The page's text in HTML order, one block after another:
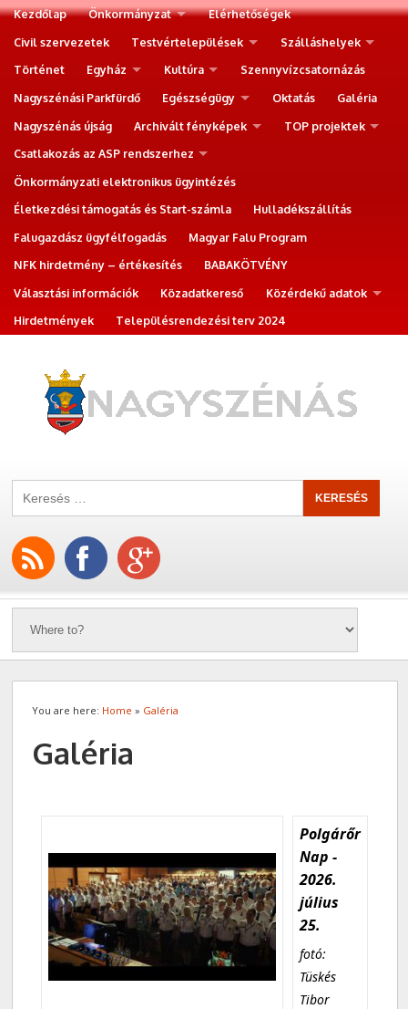
Kezdőlap Önkormányzat
Elérhetőségek
Civil szervezetek
Testvértelepülések
Szálláshelyek
Történet
Egyház Kultúra
Szennyvízcsatornázás
Nagyszénási Parkfürdő
Egészségügy Oktatás
Galéria
Nagyszénás újság
Archivált fényképek
TOP projektek
Csatlakozás az ASP rendszerhez
Önkormányzati elektronikus ügyintézés
Életkezdési támogatás és Start-számla
Hulladékszállítás
Falugazdász ügyfélfogadás
Magyar Falu Program
NFK hirdetmény – értékesítés
BABAKÖTVÉNY
Választási információk
Közadatkereső
Közérdekű adatok
Hirdetmények
Településrendezési terv 2024
You are here: Home » Galéria
Galéria
Polgárőr
Nap -
2026.
július
25.
fotó:
Tüskés
Tibor